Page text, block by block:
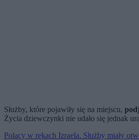
Służby, które pojawiły się na miejscu,
Życia dziewczynki nie udało się jednak
Polacy w rękach Izraela. Służby miały